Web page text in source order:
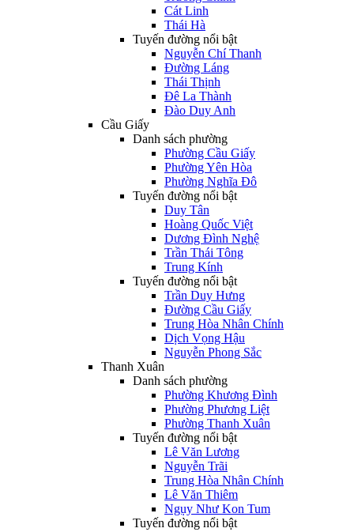
Cát Linh
Thái Hà
Tuyến đường nổi bật
Nguyễn Chí Thanh
Đường Láng
Thái Thịnh
Đê La Thành
Đào Duy Anh
Cầu Giấy
Danh sách phường
Phường Cầu Giấy
Phường Yên Hòa
Phường Nghĩa Đô
Tuyến đường nổi bật
Duy Tân
Hoàng Quốc Việt
Dương Đình Nghệ
Trần Thái Tông
Trung Kính
Tuyến đường nổi bật
Trần Duy Hưng
Đường Cầu Giấy
Trung Hòa Nhân Chính
Dịch Vọng Hậu
Nguyễn Phong Sắc
Thanh Xuân
Danh sách phường
Phường Khương Đình
Phường Phương Liệt
Phường Thanh Xuân
Tuyến đường nổi bật
Lê Văn Lương
Nguyễn Trãi
Trung Hòa Nhân Chính
Lê Văn Thiêm
Ngụy Như Kon Tum
Tuyến đường nổi bật